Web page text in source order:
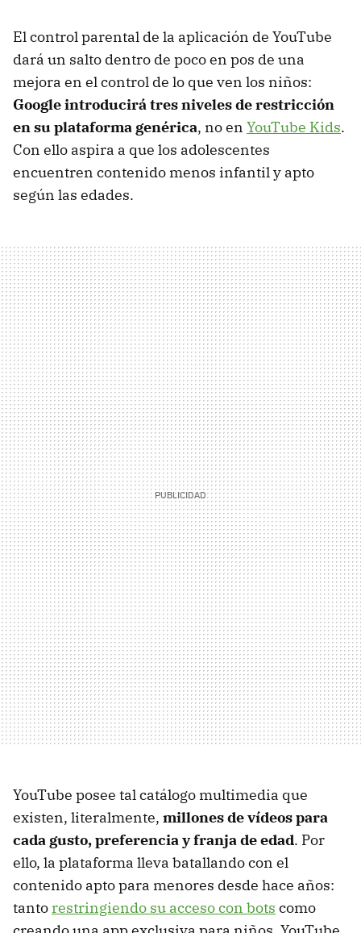
El control parental de la aplicación de YouTube
dará un salto dentro de poco en pos de una
mejora en el control de lo que ven los niños:
Google introducirá tres niveles de restricción
en su plataforma genérica, no en YouTube Kids.
Con ello aspira a que los adolescentes
encuentren contenido menos infantil y apto
según las edades.
YouTube posee tal catálogo multimedia que
existen, literalmente, millones de vídeos para
cada gusto, preferencia y franja de edad. Por
ello, la plataforma lleva batallando con el
contenido apto para menores desde hace años:
tanto restringiendo su acceso con bots como